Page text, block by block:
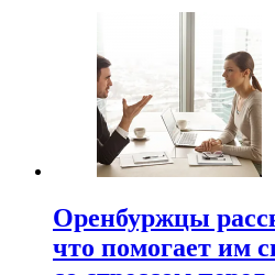
Оренбуржцы
что помогает им